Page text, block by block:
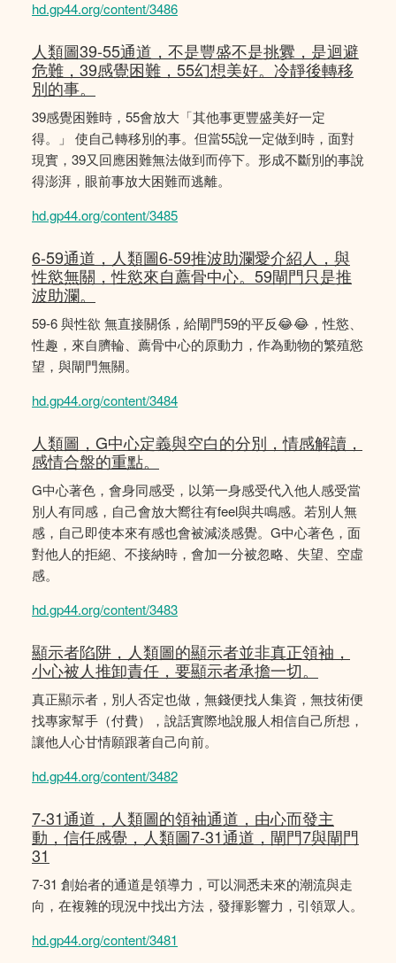
hd.gp44.org/content/3486
人類圖39-55通道，不是豐盛不是挑釁，是迴避
危難，39感覺困難，55幻想美好。冷靜後轉移
別的事。
39感覺困難時，55會放大「其他事更豐盛美好一定
得。」 使自己轉移別的事。但當55說一定做到時，面對
現實，39又回應困難無法做到而停下。形成不斷別的事說
得澎湃，眼前事放大困難而逃離。
hd.gp44.org/content/3485
6-59通道，人類圖6-59推波助瀾愛介紹人，與
性慾無關，性慾來自薦骨中心。59閘門只是推
波助瀾。
59-6 與性欲 無直接關係，給閘門59的平反😂😂，性慾、
性趣，來自臍輪、薦骨中心的原動力，作為動物的繁殖慾
望，與閘門無關。
hd.gp44.org/content/3484
人類圖，G中心定義與空白的分別，情感解讀，
感情合盤的重點。
G中心著色，會身同感受，以第一身感受代入他人感受當
別人有同感，自己會放大嚮往有feel與共鳴感。若別人無
感，自己即使本來有感也會被減淡感覺。G中心著色，面
對他人的拒絕、不接納時，會加一分被忽略、失望、空虛
感。
hd.gp44.org/content/3483
顯示者陷阱，人類圖的顯示者並非真正領袖，
小心被人推卸責任，要顯示者承擔一切。
真正顯示者，別人否定也做，無錢便找人集資，無技術便
找專家幫手（付費），說話實際地說服人相信自己所想，
讓他人心甘情願跟著自己向前。
hd.gp44.org/content/3482
7-31通道，人類圖的領袖通道，由心而發主
動，信任感覺，人類圖7-31通道，閘門7與閘門
31
7-31 創始者的通道是領導力，可以洞悉未來的潮流與走
向，在複雜的現況中找出方法，發揮影響力，引領眾人。
hd.gp44.org/content/3481